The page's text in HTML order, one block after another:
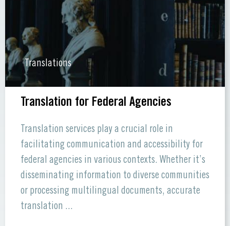
Translations
Translation for Federal Agencies
Translation services play a crucial role in
facilitating communication and accessibility for
federal agencies in various contexts. Whether it’s
disseminating information to diverse communities
or processing multilingual documents, accurate
translation ...